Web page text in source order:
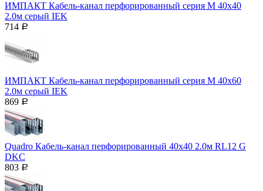
ИМПАКТ Кабель-канал перфорированный серия М 40х40
2.0м серый IEK
714 Р
ИМПАКТ Кабель-канал перфорированный серия М 40х60
2.0м серый IEK
869 Р
Quadro Кабель-канал перфорированный 40x40 2.0м RL12 G
DKC
803 Р